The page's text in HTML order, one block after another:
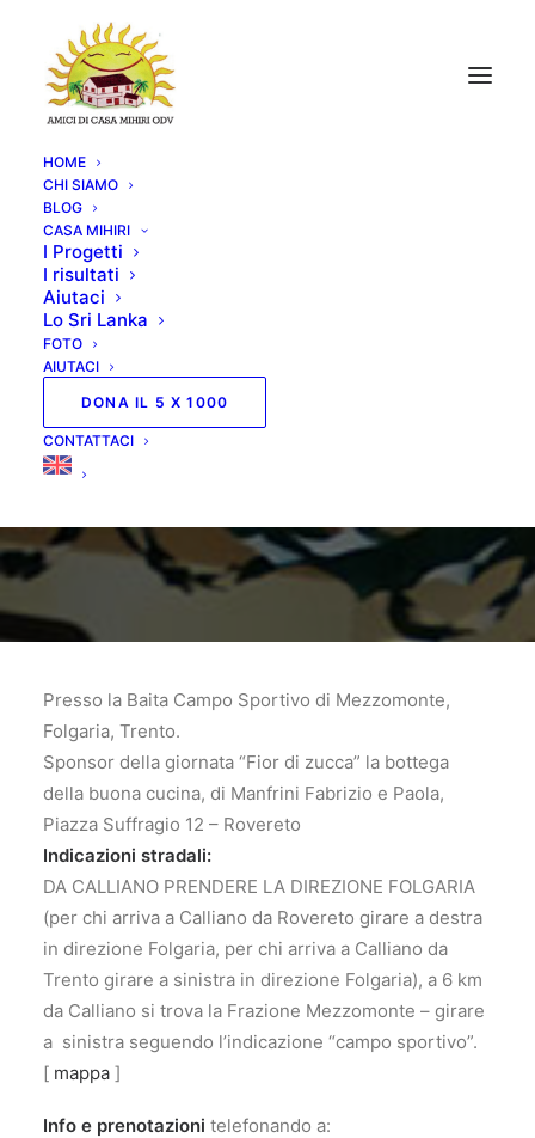
HOME
CHI SIAMO
BLOG
CASA MIHIRI
I Progetti
I risultati
Aiutaci
Lo Sri Lanka
FOTO
AIUTACI
DONA IL 5 X 1000
CONTATTACI
Presso la Baita Campo Sportivo di Mezzomonte,
Folgaria, Trento.
Sponsor della giornata “Fior di zucca” la bottega
della buona cucina, di Manfrini Fabrizio e Paola,
Piazza Suffragio 12 – Rovereto
Indicazioni stradali:
DA CALLIANO PRENDERE LA DIREZIONE FOLGARIA
(per chi arriva a Calliano da Rovereto girare a destra
in direzione Folgaria, per chi arriva a Calliano da
Trento girare a sinistra in direzione Folgaria), a 6 km
da Calliano si trova la Frazione Mezzomonte – girare
a sinistra seguendo l’indicazione “campo sportivo”.
[ mappa ]
Info e prenotazioni telefonando a: